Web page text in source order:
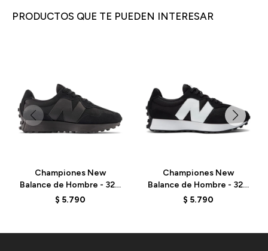
PRODUCTOS QUE TE PUEDEN INTERESAR
Championes New
Balance de Hombre - 327
- MS327CTB - BLACK
$ 5.790
Championes New
Balance de Hombre - 327
- MS327CBW - BLACK
$ 5.790